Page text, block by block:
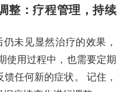
整：疗程管理，持续
未见显然治疗的效果，
使用过程中，也需要定期
任何新的症状。 记住，